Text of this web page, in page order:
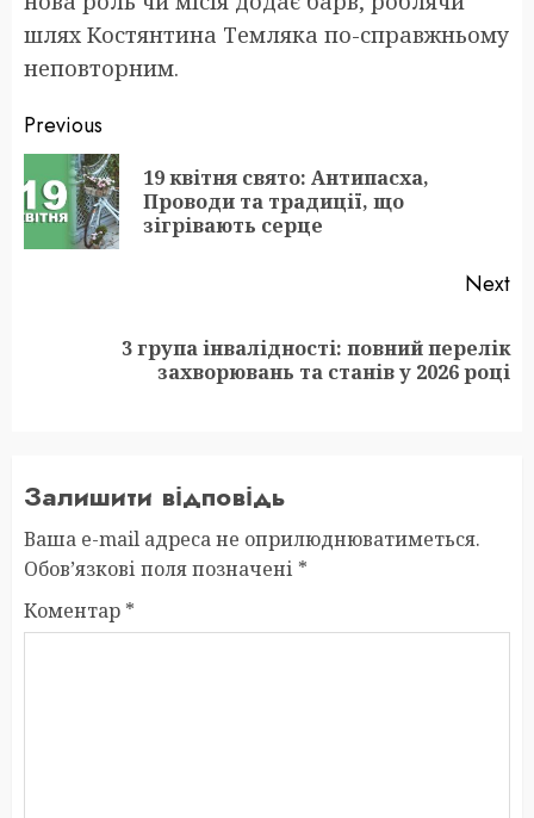
шлях Костянтина Темляка по-справжньому
неповторним.
Post
navigation
Previous
19 квітня свято: Антипасха,
Проводи та традиції, що
зігрівають серце
Next
3 група інвалідності: повний перелік
захворювань та станів у 2026 році
Залишити відповідь
Ваша e-mail адреса не оприлюднюватиметься.
Обов’язкові поля позначені *
Коментар *